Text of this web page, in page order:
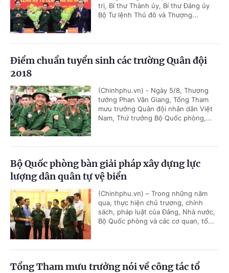
trị, Bí thư Thành ủy, Bí thư Đảng ủy
Bộ Tư lệnh Thủ đô và Thượng...
Điểm chuẩn tuyển sinh các trường Quân đội
2018
(Chinhphu.vn) - Ngày 5/8, Thượng
tướng Phan Văn Giang, Tổng Tham
mưu trưởng Quân đội nhân dân Việt
Nam, Thứ trưởng Bộ Quốc phòng,...
Bộ Quốc phòng bàn giải pháp xây dựng lực
lượng dân quân tự vệ biển
(Chinhphu.vn) – Trong những năm
qua, thực hiện chủ trương, chính
sách, pháp luật của Đảng, Nhà nước,
Bộ Quốc phòng và các cơ quan, tổ...
Tổng Tham mưu trưởng nói về công tác tổ